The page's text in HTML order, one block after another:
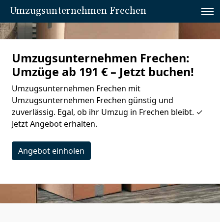
Umzugsunternehmen Frechen
Umzugsunternehmen Frechen:
Umzüge ab 191 € – Jetzt buchen!
Umzugsunternehmen Frechen mit
Umzugsunternehmen Frechen günstig und
zuverlässig. Egal, ob ihr Umzug in Frechen bleibt. ✓
Jetzt Angebot erhalten.
Angebot einholen